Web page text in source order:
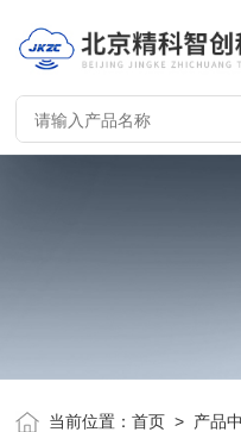
当前位置：首页 > 产品